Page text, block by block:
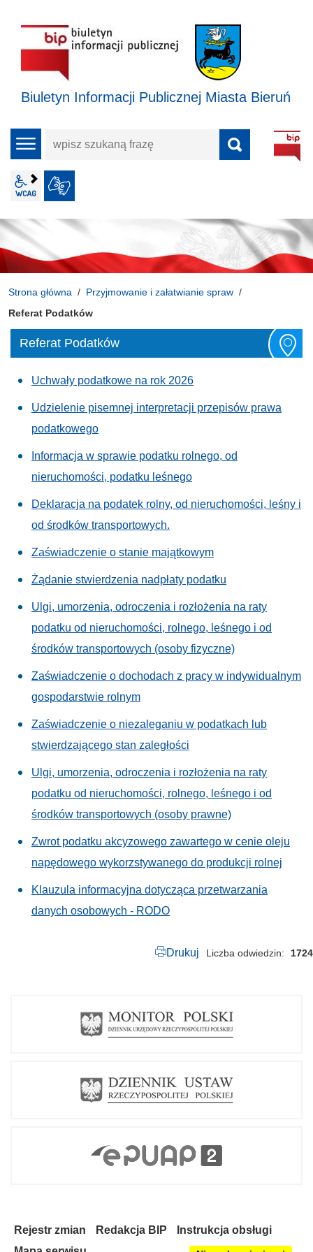
Biuletyn Informacji Publicznej Miasta Bieruń
menu
wpisz
frazę
wcag2.1
Strona główna
Przyjmowanie i załatwianie spraw
Referat Podatków
Referat Podatków
Uchwały podatkowe na rok 2026
Udzielenie pisemnej interpretacji przepisów prawa
podatkowego
Informacja w sprawie podatku rolnego, od
nieruchomości, podatku leśnego
Deklaracja na podatek rolny, od nieruchomości, leśny i
od środków transportowych.
Zaświadczenie o stanie majątkowym
Żądanie stwierdzenia nadpłaty podatku
Ulgi, umorzenia, odroczenia i rozłożenia na raty
podatku od nieruchomości, rolnego, leśnego i od
środków transportowych (osoby fizyczne)
Zaświadczenie o dochodach z pracy w indywidualnym
gospodarstwie rolnym
Zaświadczenie o niezaleganiu w podatkach lub
stwierdzającego stan zaległości
Ulgi, umorzenia, odroczenia i rozłożenia na raty
podatku od nieruchomości, rolnego, leśnego i od
środków transportowych (osoby prawne)
Zwrot podatku akcyzowego zawartego w cenie oleju
napędowego wykorzstywanego do produkcji rolnej
Klauzula informacyjna dotycząca przetwarzania
danych osobowych - RODO
Drukuj Liczba odwiedzin 1724
Rejestr zmian Redakcja BIP
Instrukcja obsługi